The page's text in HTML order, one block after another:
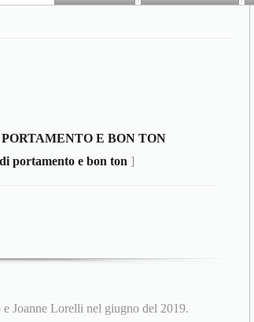
E BON TON
portamento e bon ton ]
Joanne Lorelli nel giugno del 2019.